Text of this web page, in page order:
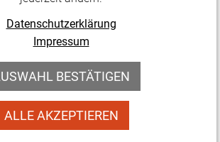
Eisenach, Wartburgallee 47, 99817
2. Juli 2020
Datenschutzerklärung
Impressum
BESTÄTIGEN
ALLE AKZEPTIEREN